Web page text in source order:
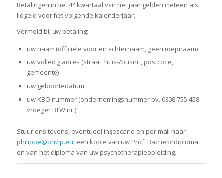
Betalingen in het 4° kwartaal van het jaar gelden meteen als
lidgeld voor het volgende kalenderjaar.
Vermeld bij uw betaling:
uw naam (officiële voor en achternaam, geen roepnaam)
uw volledig adres (straat, huis-/busnr., postcode,
gemeente)
uw geboortedatum
uw KBO nummer (ondernemingsnummer bv. 0808.755.458 –
vroeger BTW nr.)
Stuur ons tevens, eventueel ingescand en per mail naar
philippe@bnvip.eu, een kopie van uw Prof. Bachelordiploma
en van het diploma van uw psychotherapieopleiding.